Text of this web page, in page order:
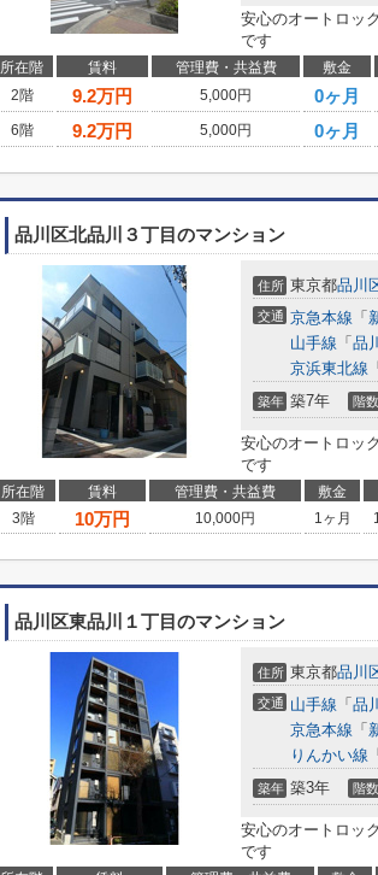
安心のオートロッ
です
所在階 賃料 管理費・共益費 敷金
2階
9.2万円 5,000円 0ヶ月
6階
9.2万円 5,000円 0ヶ月
品川区北品川３丁目のマンション
住所 東京都品川
交通 京急本線 「
山手線 「 品川
京浜東北線 「
築年 築7年 階数
安心のオートロッ
です
所在階 賃料 管理費・共益費 敷金
3階
10万円 10,000円 1ヶ月
品川区東品川１丁目のマンション
住所 東京都品川
交通 山手線 「 品川
京急本線 「
りんかい線 「
築年 築3年 階数
安心のオートロッ
です